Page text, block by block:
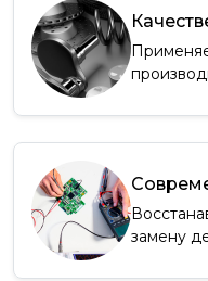
замену